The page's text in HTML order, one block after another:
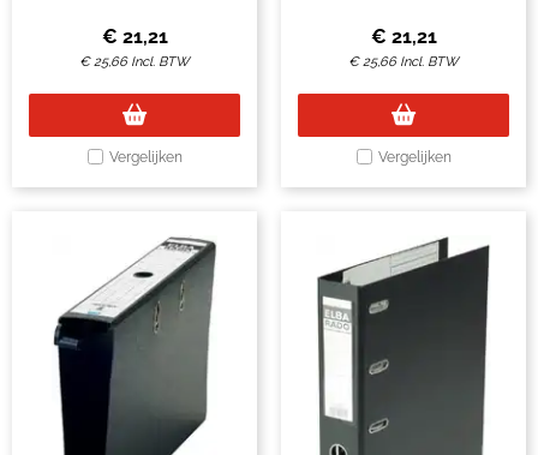
€ 21,21
€25,66 Incl. BTW
Vergelijken
€ 21,21
€25,66 Incl. BTW
Vergelijken